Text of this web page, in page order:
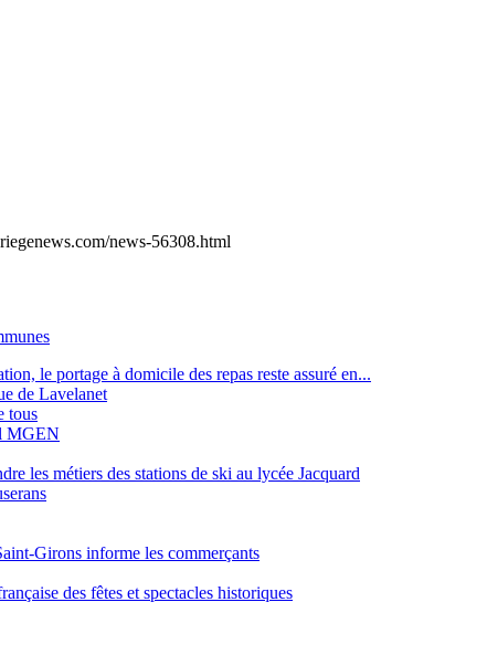
news-56308.html
le portage à domicile des repas reste assuré en...
de Lavelanet
tous
MGEN
les métiers des stations de ski au lycée Jacquard
Girons informe les commerçants
des fêtes et spectacles historiques